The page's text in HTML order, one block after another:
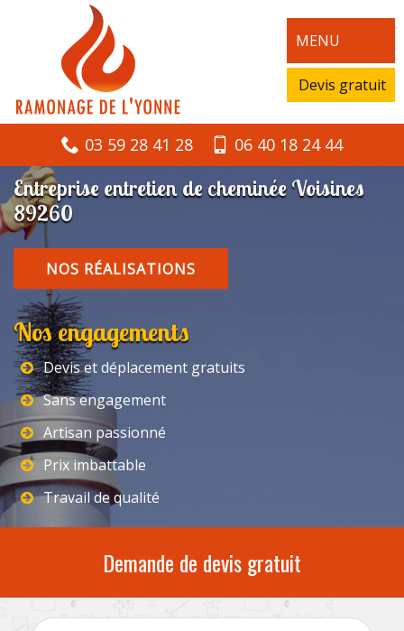
MENU
Devis gratuit
03 59 28 41 28 06 40 18 24 44
Entreprise entretien de cheminée Voisines
89260
NOS RÉALISATIONS
Nos engagements
Devis et déplacement gratuits
Sans engagement
Artisan passionné
Prix imbattable
Travail de qualité
Demande de devis gratuit